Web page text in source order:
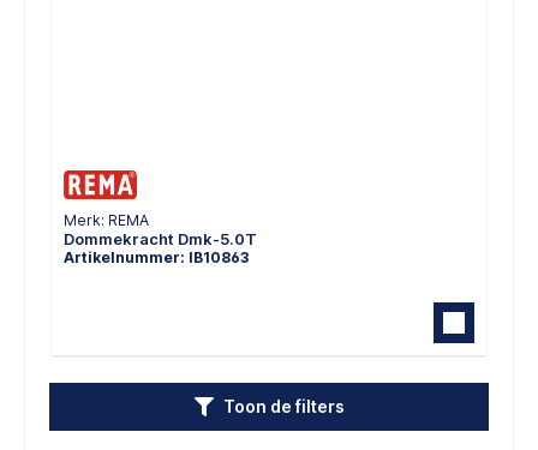
Merk: REMA
Dommekracht Dmk-5.0T
Artikelnummer: IB10863
Toon de filters